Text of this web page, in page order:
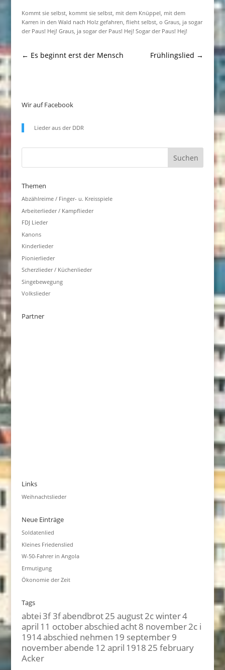
Kommt sie selbst, kommt sie selbst, mit dem Knüppel, mit dem
Karren in den Wald nach Holz gefahren, flieht selbst, o Graus, ja sogar
der Paus! Hej! Graus, ja sogar der Paus! Hej! Sogar der Paus! Hej!
← Es beginnt erst der Mensch Frühlingslied →
Wir auf Facebook
Lieder aus der DDR
Themen
Abzählreime / Finger- u. Kreisspiele
Arbeiterlieder / Kampflieder
FDJ Lieder
Kanons
Kinderlieder
Pionierlieder
Scherzlieder / Küchenlieder
Singebewegung
Volkslieder
Partner
Links
Weihnachtslieder
Neue Einträge
Soldatenlied
Kleines Friedenslied
W-50-Fahrer in Angola
Ermutigung
Ökonomie der Zeit
Tags
abtei3f 3fabendbrot25 august2c winter4
april 11 octoberabschiedacht8 november2c i
1914abschied nehmen 19 september9
novemberabende 12 april 191825 february
Acker